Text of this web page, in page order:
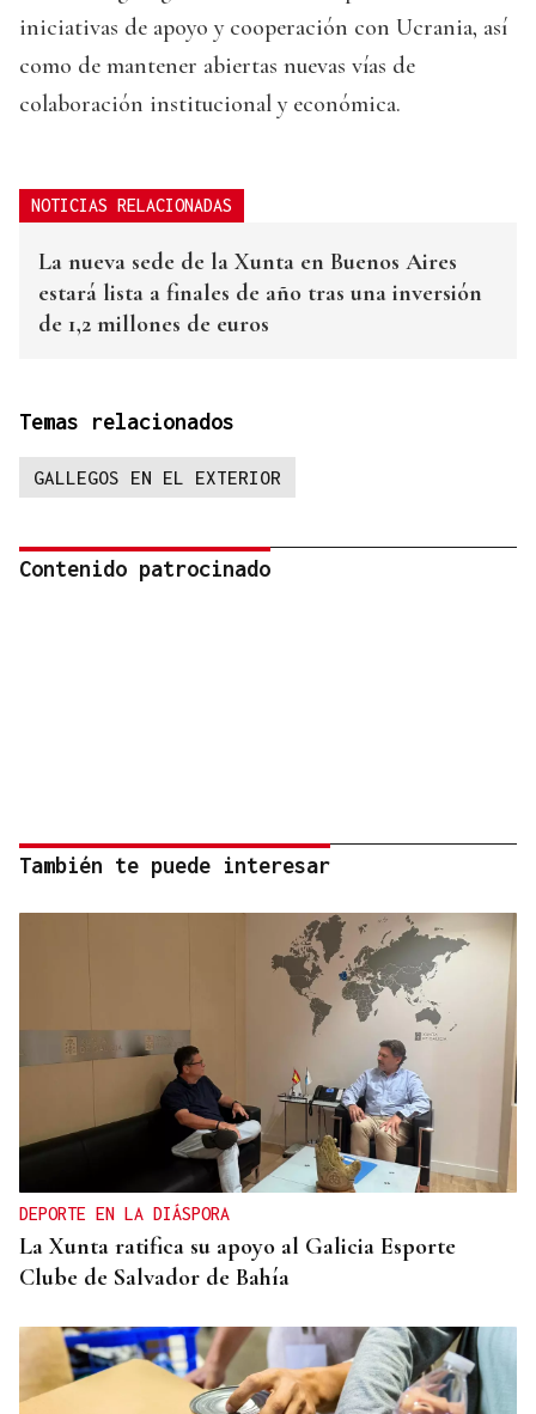
iniciativas de apoyo y cooperación con Ucrania, así
como de mantener abiertas nuevas vías de
colaboración institucional y económica.
NOTICIAS RELACIONADAS
La nueva sede de la Xunta en Buenos Aires
estará lista a finales de año tras una inversión
de 1,2 millones de euros
Temas relacionados
GALLEGOS EN EL EXTERIOR
Contenido patrocinado
También te puede interesar
DEPORTE EN LA DIÁSPORA
La Xunta ratifica su apoyo al Galicia Esporte
Clube de Salvador de Bahía